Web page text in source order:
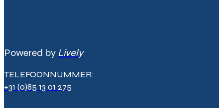
Powered by Lively
TELEFOONNUMMER:
+31 (0)85 13 01 275